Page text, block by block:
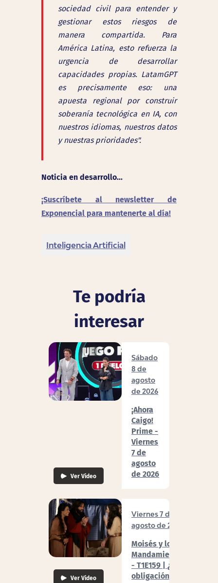
sociedad civil para entender y
gestionar estos riesgos de
manera compartida. Para
América Latina, esto refuerza la
urgencia de desarrollar
capacidades propias. LatamGPT
es precisamente eso: una
apuesta regional por construir
soberanía tecnológica en IA, con
nuestros idiomas, nuestros datos
y nuestras prioridades".
Noticia en desarrollo...
¡Suscríbete al newsletter de
Exponencial para mantenerte al día!
Inteligencia Artificial
Te podría
interesar
Ver Video
Sábado
8 de
agosto
de 2026
¡Ahora
Caigo!
Prime -
Viernes
7 de
agosto
de 2026
Ver Video
Viernes 7 de
agosto de 2026
Moisés y los 10
Mandamientos
- T1E159 | ¿Por
obligación?